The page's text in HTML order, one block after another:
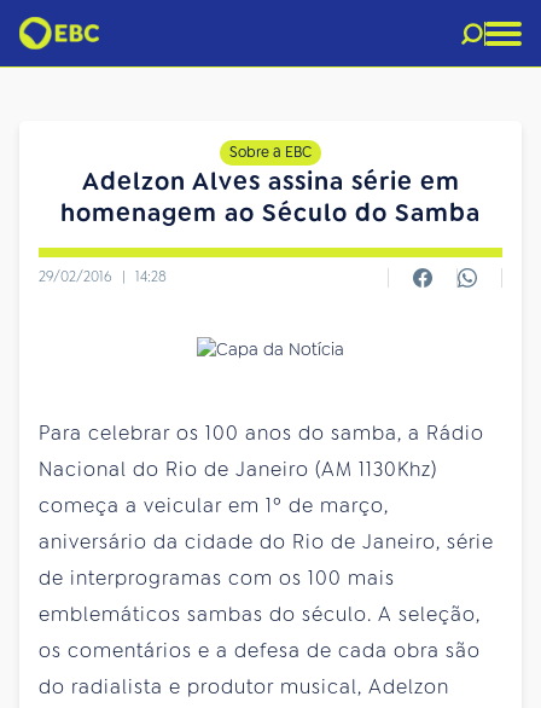
Sobre a EBC
Adelzon Alves assina série em
homenagem ao Século do Samba
29/02/2016 | 14:28
Para celebrar os 100 anos do samba, a Rádio
Nacional do Rio de Janeiro (AM 1130Khz)
começa a veicular em 1º de março,
aniversário da cidade do Rio de Janeiro, série
de interprogramas com os 100 mais
emblemáticos sambas do século. A seleção,
os comentários e a defesa de cada obra são
do radialista e produtor musical, Adelzon